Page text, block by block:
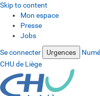
Skip to content
Mon espace
Presse
Jobs
Se connecter Urgences
CHU de Liège